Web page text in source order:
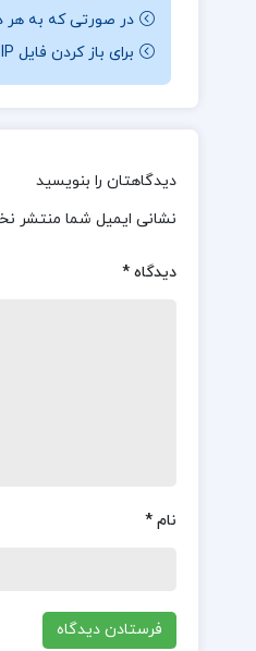
در صورتی که به هر
برای باز کردن فایل ZIP نمونه سوال ها نیاز به نرم افزار Winrar دارید.
دیدگاهتان را بنویسید
نشانی ایمیل شما منتشر
دیدگاه*
نام*